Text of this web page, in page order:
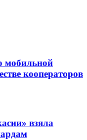
мобильной
кооператоров
взяла